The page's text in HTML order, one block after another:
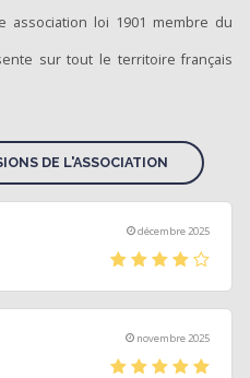
association loi 1901 membre du
sur tout le territoire français
DE L'ASSOCIATION
décembre 2025
(*)(*)(*)(*)(
novembre 2025
(*)(*)(*)(*)(*)